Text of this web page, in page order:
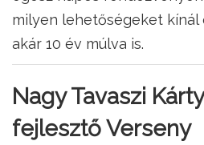
milyen lehetőségeket kínál
akár 10 év múlva is.
Nagy Tavaszi
fejlesztő Verseny